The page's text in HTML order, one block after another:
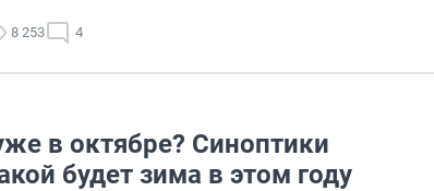
8 253 4
в октябре? Синоптики
будет зима в этом году